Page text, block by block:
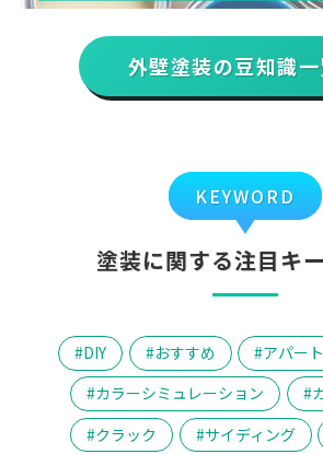
外壁塗装の豆知識
KEYWORD
塗装に関する注目キ
DIY おすすめ
アパー
カラーシミュレーション
クラック
サイディング